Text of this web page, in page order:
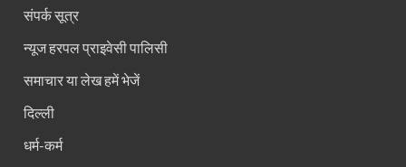
संपर्क सूत्र
न्यूज हरपल प्राइवेसी पालिसी
समाचार या लेख हमें भेजें
दिल्ली
धर्म-कर्म